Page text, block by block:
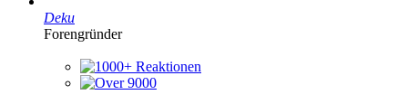
Deku
Forengründer